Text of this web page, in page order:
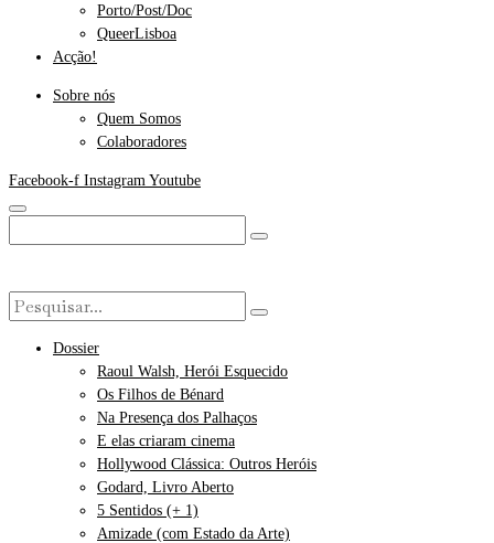
Porto/Post/Doc
QueerLisboa
Acção!
Sobre nós
Quem Somos
Colaboradores
Facebook-f Instagram Youtube
Dossier
Raoul Walsh, Herói Esquecido
Os Filhos de Bénard
Na Presença dos Palhaços
E elas criaram cinema
Hollywood Clássica: Outros Heróis
Godard, Livro Aberto
5 Sentidos (+ 1)
Amizade (com Estado da Arte)